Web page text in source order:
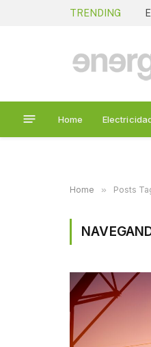
TRENDING
Home
Home » Posts